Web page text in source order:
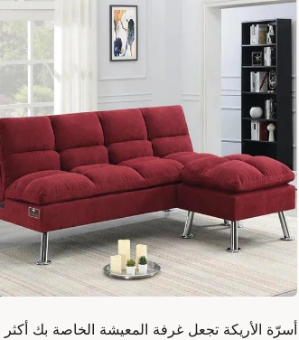
أسرّة الأريكة تجعل غرفة المعيشة الخاصة بك أكثر